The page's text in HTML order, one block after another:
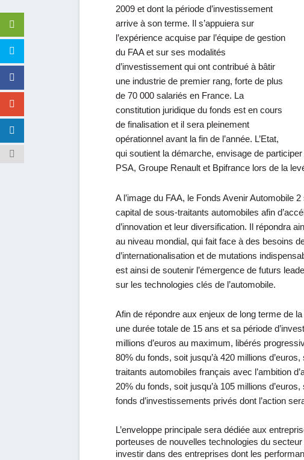
2009 et dont la période d’investissement
arrive à son terme. Il s’appuiera sur
l’expérience acquise par l’équipe de gestion
du FAA et sur ses modalités
d’investissement qui ont contribué à bâtir
une industrie de premier rang, forte de plus
de 70 000 salariés en France. La
constitution juridique du fonds est en cours
de finalisation et il sera pleinement
opérationnel avant la fin de l’année. L’Etat,
qui soutient la démarche, envisage de
PSA, Groupe Renault et Bpifrance lors de la
A l’image du FAA, le Fonds Avenir Automobile
capital de sous-traitants automobiles afin
d’innovation et leur diversification. Il répondra
au niveau mondial, qui fait face à des besoins
d’internationalisation et de mutations
est ainsi de soutenir l’émergence de futurs
sur les technologies clés de l’automobile.
Afin de répondre aux enjeux de long terme de
une durée totale de 15 ans et sa période
millions d’euros au maximum, libérés
80% du fonds, soit jusqu’à 420 millions
traitants automobiles français avec l’ambition
20% du fonds, soit jusqu’à 105 millions
fonds d’investissements privés dont l’action
L’enveloppe principale sera dédiée aux
porteuses de nouvelles technologies du
investir dans des entreprises dont les